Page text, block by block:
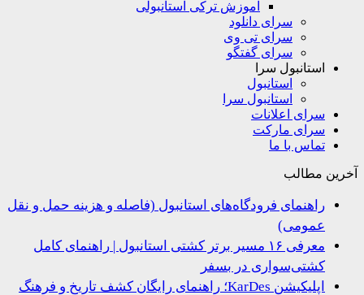
آموزش ترکی استانبولی
سرای دانلود
سرای تی وی
سرای گفتگو
استانبول سرا
استانبول
استانبول سرا
سرای اعلانات
سرای مارکت
تماس با ما
مطالب
راهنمای فرودگاه‌های استانبول (فاصله و هزینه حمل و نقل
عمومی)
معرفی ۱۶ مسیر برتر کشتی استانبول | راهنمای کامل
کشتی‌سواری در بسفر
اپلیکیشن KarDes؛ راهنمای رایگان کشف تاریخ و فرهنگ